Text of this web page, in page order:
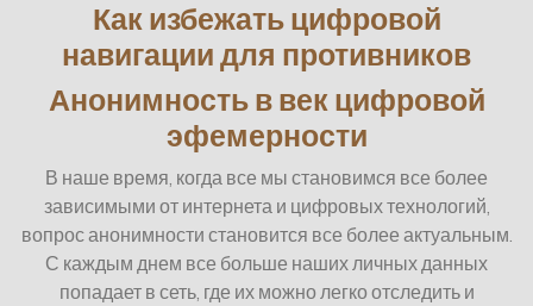
Как избежать цифровой
навигации для противников
Анонимность в век цифровой
эфемерности
В наше время, когда все мы становимся все более
зависимыми от интернета и цифровых технологий,
вопрос анонимности становится все более актуальным.
С каждым днем все больше наших личных данных
попадает в сеть, где их можно легко отследить и